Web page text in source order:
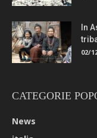
In
02/
CATEGORIE
News